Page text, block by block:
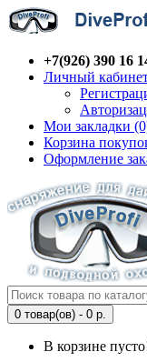
+7(926) 390 16
Личный
Мои закладки
Корзина
Оформление
0 товар(ов) - 0 р.
В корзине